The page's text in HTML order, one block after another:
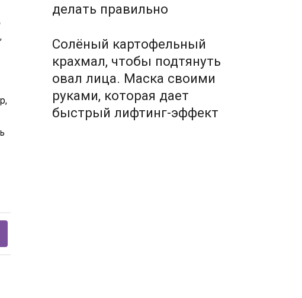
делать правильно
Солёный картофельный
крахмал, чтобы подтянуть
овал лица. Маска своими
руками, которая дает
быстрый лифтинг-эффект